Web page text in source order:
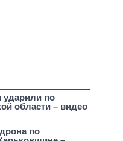
ударили по
области – видео
по